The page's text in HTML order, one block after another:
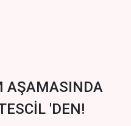
AŞAMASINDA
'DEN!